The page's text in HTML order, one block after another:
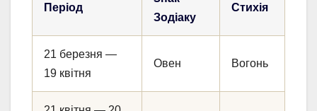
Період
Зодіаку
Стихія
21 березня —
19 квітня
Овен Вогонь